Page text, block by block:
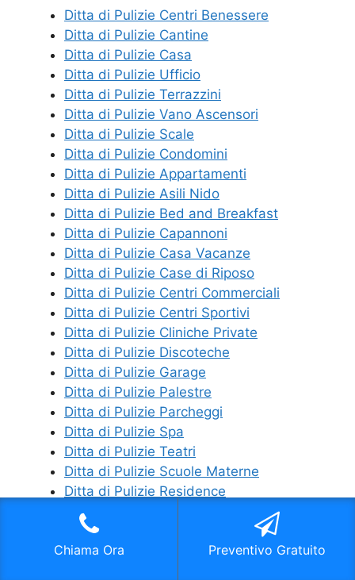
Ditta di Pulizie Centri Benessere
Ditta di Pulizie Cantine
Ditta di Pulizie Casa
Ditta di Pulizie Ufficio
Ditta di Pulizie Terrazzini
Ditta di Pulizie Vano Ascensori
Ditta di Pulizie Scale
Ditta di Pulizie Condomini
Ditta di Pulizie Appartamenti
Ditta di Pulizie Asili Nido
Ditta di Pulizie Bed and Breakfast
Ditta di Pulizie Capannoni
Ditta di Pulizie Casa Vacanze
Ditta di Pulizie Case di Riposo
Ditta di Pulizie Centri Commerciali
Ditta di Pulizie Centri Sportivi
Ditta di Pulizie Cliniche Private
Ditta di Pulizie Discoteche
Ditta di Pulizie Garage
Ditta di Pulizie Palestre
Ditta di Pulizie Parcheggi
Ditta di Pulizie Spa
Ditta di Pulizie Teatri
Ditta di Pulizie Scuole Materne
Ditta di Pulizie Residence
Ditta di Pulizie Piscine
Ditta di Pulizie Parchi Giochi
Ditta di Pulizie Pulizie Industriali
Chiama Ora Preventivo Gratuito